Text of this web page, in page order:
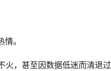
。
火，甚至因数据低迷而清退过